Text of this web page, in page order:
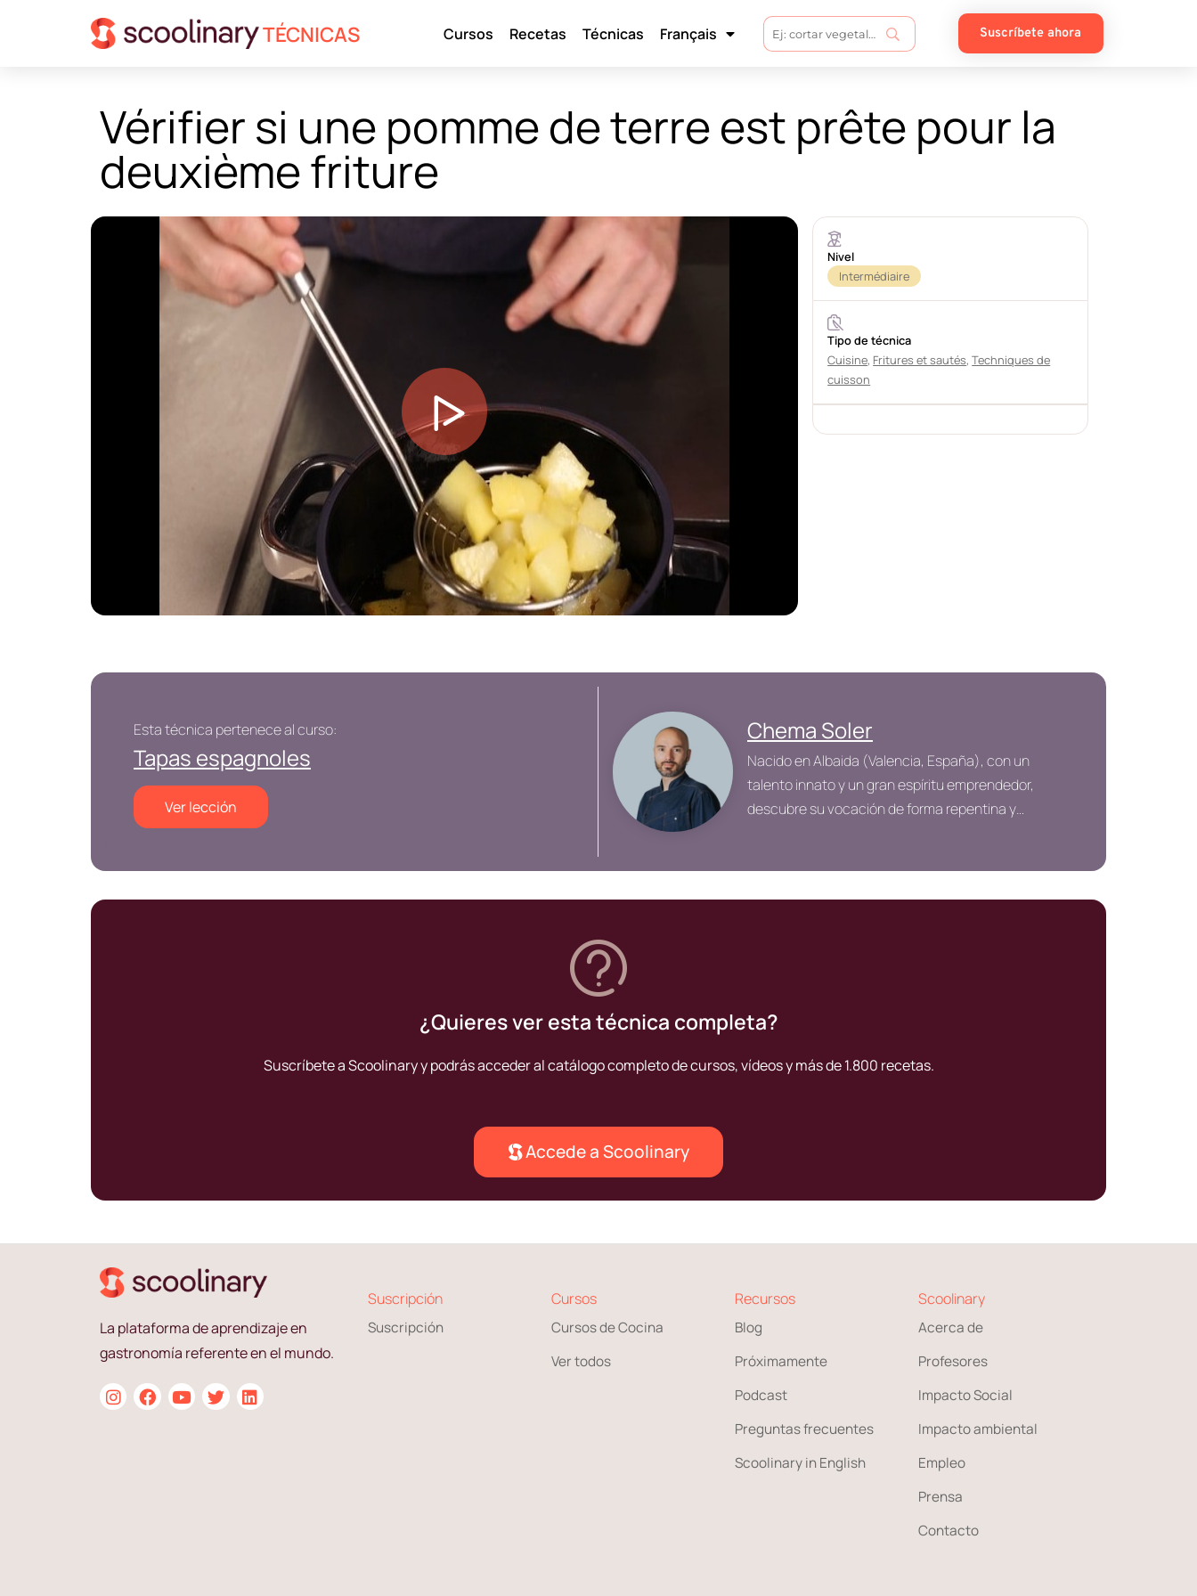
TÉCNICAS Cursos Recetas Técnicas Français Suscríbete ahora
Vérifier si une pomme de terre est prête pour la
deuxième friture
Nivel
Intermédiaire
Tipo de técnica
Cuisine, Fritures et sautés,Techniques de
cuisson
Esta técnica pertenece al curso:
Tapas espagnoles
Ver lección
Chema Soler
Nacido en Albaida (Valencia, España), con un
talento innato y un gran espíritu emprendedor,
descubre su vocación de forma repentina y
¿Quieres ver esta técnica completa?
Suscríbete a Scoolinary y podrás acceder al catálogo completo de cursos, vídeos y más de 1.800 recetas.
Accede a Scoolinary
La plataforma de aprendizaje en
gastronomía referente en el mundo.
Suscripción
Suscripción
Cursos
Cursos de Cocina
Ver todos
Recursos
Blog
Próximamente
Podcast
Preguntas frecuentes
Scoolinary in English
Scoolinary
Acerca de
Profesores
Impacto Social
Impacto ambiental
Empleo
Prensa
Contacto